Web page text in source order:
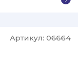
Артикул: 06664